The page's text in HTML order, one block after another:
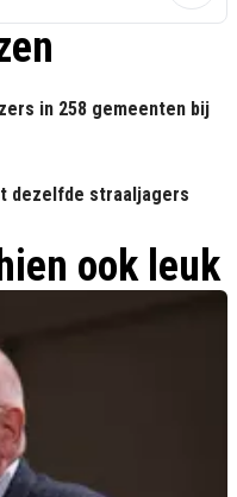
in 258 gemeenten bij
dezelfde straaljagers
ook leuk